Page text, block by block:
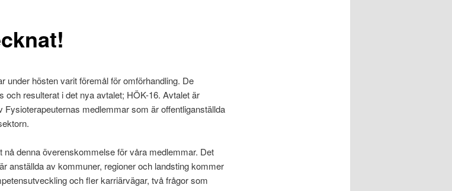
under hösten varit föremål för omförhandling. De
och resulterat i det nya avtalet; HÖK-16. Avtalet är
Fysioterapeuternas medlemmar som är offentliganställda
nå denna överenskommelse för våra medlemmar. Det
anställda av kommuner, regioner och landsting kommer
och fler karriärvägar, två frågor som